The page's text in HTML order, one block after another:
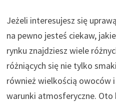
Jeżeli interesujesz się
na pewno jesteś ciekaw,
rynku znajdziesz wiele
różniących się nie tylko
również wielkością owoców
warunki atmosferyczne. Oto